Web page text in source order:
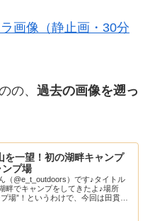
画像（静止画・30分
の、 過去の画像を遡っ
を一望！初の湖畔キャンプ
プ場
（@e_t_outdoors）です♪タイトル
畔でキャンプをしてきたよ♪場所
場”！というわけで、今回は田貫湖